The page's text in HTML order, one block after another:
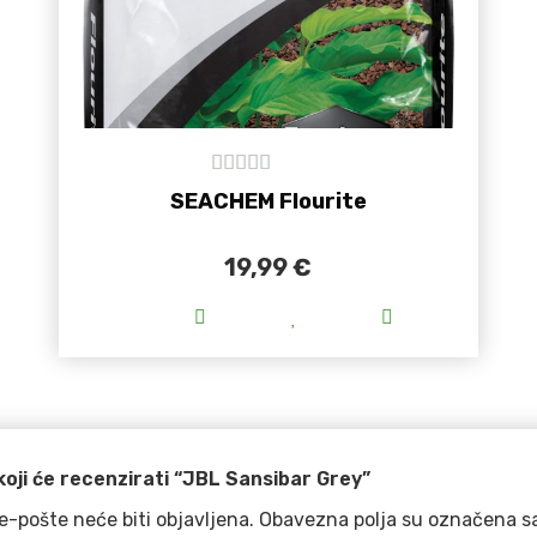
5out of 5
SEACHEM Flourite
19,99€
Ovaj proizvod ima više
će recenzirati “JBL Sansibar Grey”
pošte neće biti objavljena. Obavezna polja su označena